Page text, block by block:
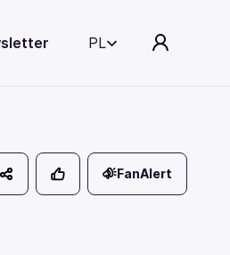
PL
FanAlert